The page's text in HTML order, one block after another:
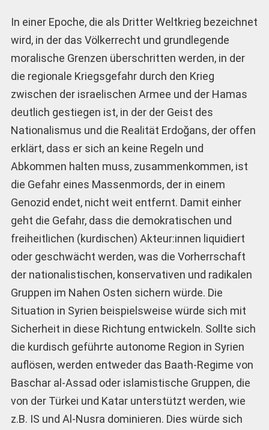
In einer Epoche, die als Dritter Weltkrieg bezeichnet
wird, in der das Völkerrecht und grundlegende
moralische Grenzen überschritten werden, in der
die regionale Kriegsgefahr durch den Krieg
zwischen der israelischen Armee und der Hamas
deutlich gestiegen ist, in der der Geist des
Nationalismus und die Realität Erdoğans, der offen
erklärt, dass er sich an keine Regeln und
Abkommen halten muss, zusammenkommen, ist
die Gefahr eines Massenmords, der in einem
Genozid endet, nicht weit entfernt. Damit einher
geht die Gefahr, dass die demokratischen und
freiheitlichen (kurdischen) Akteur:innen liquidiert
oder geschwächt werden, was die Vorherrschaft
der nationalistischen, konservativen und radikalen
Gruppen im Nahen Osten sichern würde. Die
Situation in Syrien beispielsweise würde sich mit
Sicherheit in diese Richtung entwickeln. Sollte sich
die kurdisch geführte autonome Region in Syrien
auflösen, werden entweder das Baath-Regime von
Baschar al-Assad oder islamistische Gruppen, die
von der Türkei und Katar unterstützt werden, wie
z.B. IS und Al-Nusra dominieren. Dies würde sich